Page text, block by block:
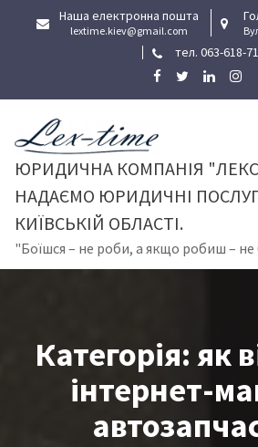
Наша електронна пошта
lextime.kiev@gmail.com
тел. 063-618-
ЮРИДИЧНА КОМПАНІЯ
НАДАЄМО ЮРИДИЧНІ
КИЇВСЬКІЙ ОБЛАСТІ.
"Боїшся – не роби, а якщо робиш – не
Категорія: як
інтернет-